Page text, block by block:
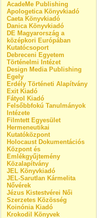
AcadeMe Publishing
Apologetica Könyvkiadó
Caeta Könyvkiadó
Danica Könyvkiadó
DE Magyarország a
középkori Európában
Kutatócsoport
Debreceni Egyetem
Történelmi Intézet
Design Media Publishing
Egely
Erdély Történeti Alapítvány
Exit Kiadó
Fátyol Kiadó
Felsőbbfokú Tanulmányok
Intézete
Filmtett Egyesület
Hermeneutikai
Kutatóközpont
Holocaust Dokumentációs
Központ és
Emlékgyűjtemény
Közalapítvány
JEL Könyvkiadó
JEL-Sarutlan Kármelita
Nővérek
Jézus Kistestvérei Női
Szerzetes Közösség
Koinónia Kiadó
Krokodil Könyvek